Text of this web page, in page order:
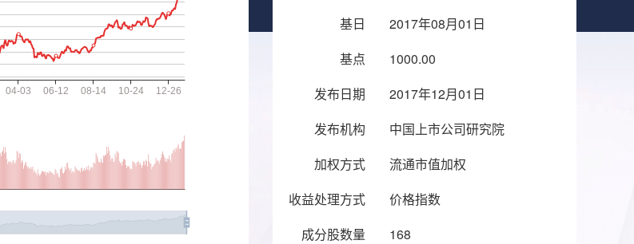
基日
2017年08月01日
基点
1000.00
发布日期
2017年12月01日
发布机构
中国上市公司研究院
加权方式
流通市值加权
收益处理方式
价格指数
成分股数量
168